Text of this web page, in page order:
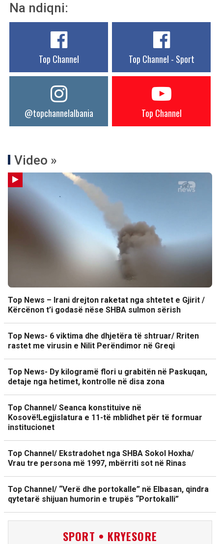
Na ndiqni:
Top Channel Top Channel - Sport
@topchannelalbania Top Channel
Video »
Top News – Irani drejton raketat nga shtetet e Gjirit /
Kërcënon t’i godasë nëse SHBA sulmon sërish
Top News- 6 viktima dhe dhjetëra të shtruar/ Rriten
rastet me virusin e Nilit Perëndimor në Greqi
Top News- Dy kilogramë flori u grabitën në Paskuqan,
detaje nga hetimet, kontrolle në disa zona
Top Channel/ Seanca konstituive në
Kosovë!Legjislatura e 11-të mblidhet për të formuar
institucionet
Top Channel/ Ekstradohet nga SHBA Sokol Hoxha/
Vrau tre persona më 1997, mbërriti sot në Rinas
Top Channel/ “Verë dhe portokalle” në Elbasan, qindra
qytetarë shijuan humorin e trupës “Portokalli”
SPORT • KRYESORE